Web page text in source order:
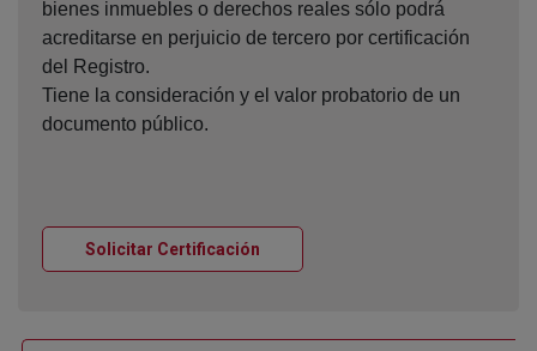
bienes inmuebles o derechos reales sólo podrá
acreditarse en perjuicio de tercero por certificación
del Registro.
Tiene la consideración y el valor probatorio de un
documento público.
Solicitar Certificación